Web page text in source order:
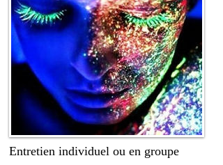
Entretien individuel ou en groupe